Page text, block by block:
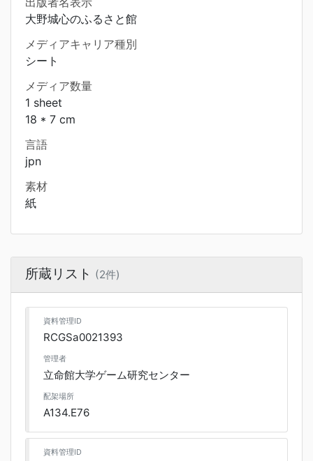
大野城心のふるさと館
メディアキャリア種別
シート
メディア数量
1 sheet
18 * 7 cm
言語
jpn
素材
紙
所蔵リスト (2件)
資料管理ID
RCGSa0021393
管理者
立命館大学ゲーム研究センター
配架場所
A134.E76
資料管理ID